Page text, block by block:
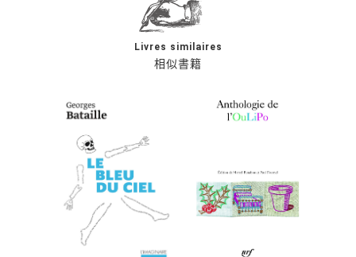
相似書籍
Livres similaires